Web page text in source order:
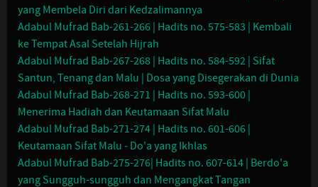
yang Membela Diri dari Kedzalimannya
Adabul Mufrad Bab-261-266 | Hadits no. 575-583 | Kembali
ke Tempat Asal Setelah Hijrah
Adabul Mufrad Bab-267-268 | Hadits no. 584-592 | Sifat
Santun, Tenang dan Malu | Dosa yang Disegerakan di Dunia
Adabul Mufrad Bab-268-271 | Hadits no. 593-600 |
Menerima Hadiah dan Keutamaan Sifat Malu
Adabul Mufrad Bab-271-274 | Hadits no. 601-606 |
Keutamaan Sifat Malu - Do'a yang Ikhlas
Adabul Mufrad Bab-275-276| Hadits no. 607-614 | Berdo'a
yang Sungguh-sungguh dan Mengangkat Tangan